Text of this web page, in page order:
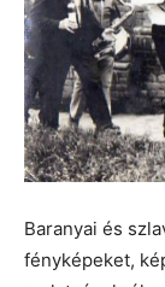
Baranyai és
fényképeket,